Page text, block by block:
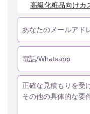
高級化粧品向けカ